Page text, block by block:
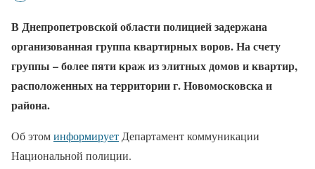
В Днепропетровской области полицией задержана
организованная группа квартирных воров. На счету
группы – более пяти краж из элитных домов и квартир,
расположенных на территории г. Новомосковска и
района.
Об этоминформирует Департамент коммуникации
Национальной полиции.